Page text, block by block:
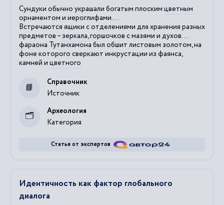
Сундуки обычно украшали богатым плоским цветным
орнаментом и иероглифами....
Встречаются ящики с отделениями для хранения разных
предметов – зеркала, горшочков с мазями и духов....
фараона Тутанхамона был обшит листовым золотом, на
фоне которого сверкают инкрустации из фаянса,
камней и цветного
Источник
Справочник
Категория
Археология
Статья от экспертов
Идентичность как фактор глобального
диалога